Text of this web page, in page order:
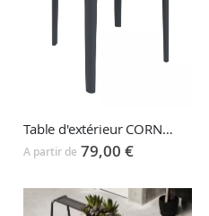
Table d'extérieur CORNER
A partir de 79,00 €